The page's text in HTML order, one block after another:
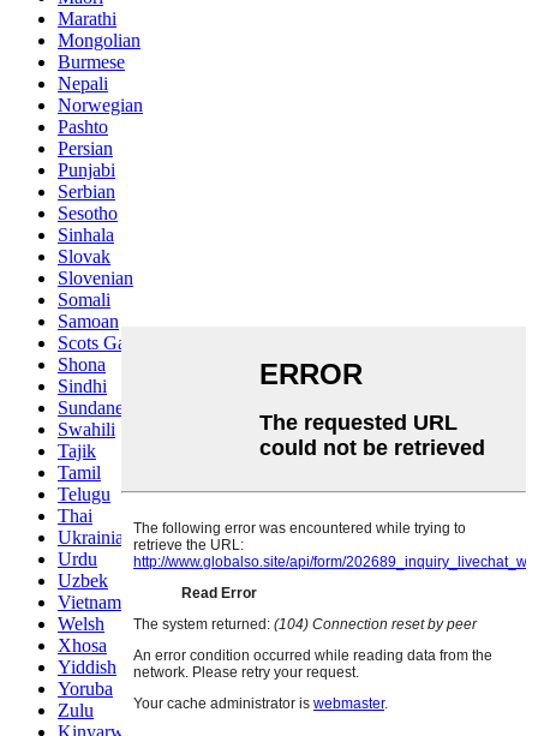
Marathi
Mongolian
Burmese
Nepali
Norwegian
Pashto
Persian
Punjabi
Serbian
Sesotho
Sinhala
Slovak
Slovenian
Somali
Samoan
Scots Gaelic
Shona
Sindhi
Sundanese
Swahili
Tajik
Tamil
Telugu
Thai
Ukrainian
Urdu
Uzbek
Vietnamese
Welsh
Xhosa
Yiddish
Yoruba
Zulu